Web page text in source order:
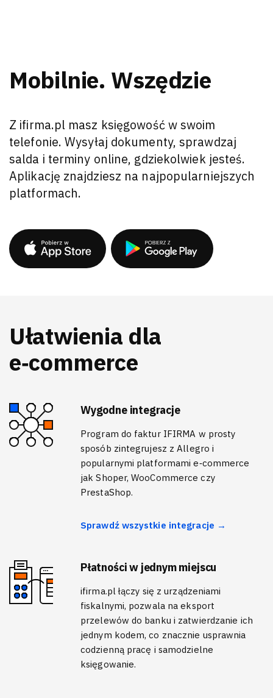
Mobilnie. Wszędzie
Z ifirma.pl masz księgowość w swoim
telefonie. Wysyłaj dokumenty, sprawdzaj
salda i terminy online, gdziekolwiek jesteś.
Aplikację znajdziesz na najpopularniejszych
platformach.
Ułatwienia dla
e‑commerce
Wygodne integracje
Program do faktur IFIRMA w prosty
sposób zintegrujesz z Allegro i
popularnymi platformami e‑commerce
jak Shoper, WooCommerce czy
PrestaShop.
Sprawdź wszystkie integracje →
Płatności w jednym miejscu
ifirma.pl łączy się z urządzeniami
fiskalnymi, pozwala na eksport
przelewów do banku i zatwierdzanie ich
jednym kodem, co znacznie usprawnia
codzienną pracę i samodzielne
księgowanie.